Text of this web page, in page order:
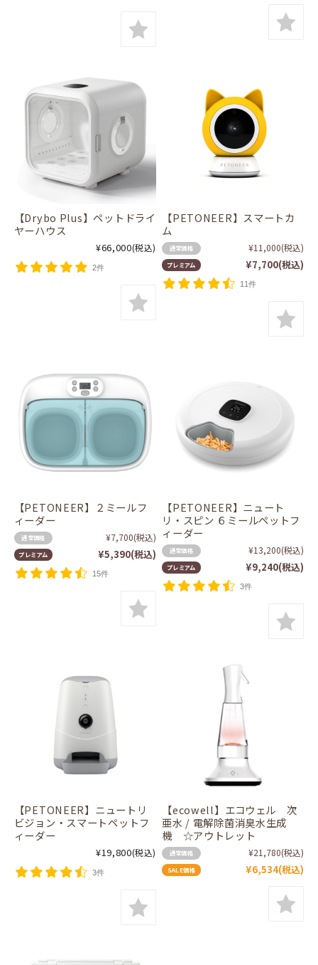
【Drybo Plus】ペットドライ
ヤーハウス
¥66,000(税込)
2件
【PETONEER】スマートカ
ム
通常価格 ¥11,000(税込)
プレミアム ¥7,700(税込)
11件
【PETONEER】２ミールフ
ィーダー
通常価格 ¥7,700(税込)
プレミアム ¥5,390(税込)
15件
【PETONEER】ニュート
リ・スピン ６ミールペットフ
ィーダー
通常価格 ¥13,200(税込)
プレミアム ¥9,240(税込)
3件
【PETONEER】ニュートリ
ビジョン・スマートペットフ
ィーダー
¥19,800(税込)
3件
【ecowell】エコウェル 次
亜水 / 電解除菌消臭水生成
機 ☆アウトレット
通常価格 ¥21,780(税込)
SALE価格 ¥6,534(税込)